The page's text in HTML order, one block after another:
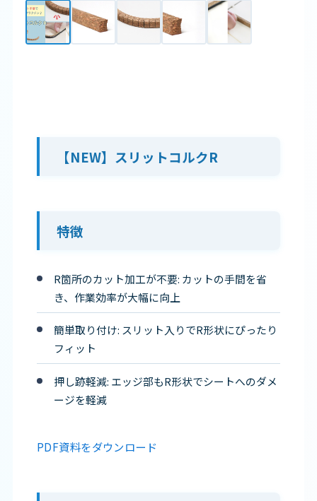
【NEW】スリットコルクR
特徴
R箇所のカット加工が不要: カットの手間を省
き、作業効率が大幅に向上
簡単取り付け: スリット入りでR形状にぴったり
フィット
押し跡軽減: エッジ部もR形状でシートへのダメ
ージを軽減
PDF資料をダウンロード